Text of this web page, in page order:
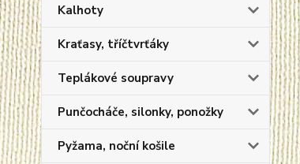
Kalhoty
Kraťasy, tříčtvrťáky
Teplákové soupravy
Punčocháče, silonky, ponožky
Pyžama, noční košile